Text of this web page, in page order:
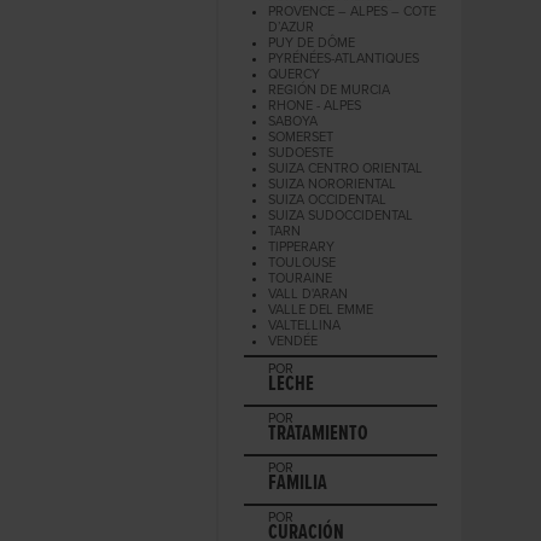
PROVENCE – ALPES – COTE
D’AZUR
PUY DE DÔME
PYRÉNÉES-ATLANTIQUES
QUERCY
REGIÓN DE MURCIA
RHONE - ALPES
SABOYA
SOMERSET
SUDOESTE
SUIZA CENTRO ORIENTAL
SUIZA NORORIENTAL
SUIZA OCCIDENTAL
SUIZA SUDOCCIDENTAL
TARN
TIPPERARY
TOULOUSE
TOURAINE
VALL D'ARAN
VALLE DEL EMME
VALTELLINA
VENDÉE
POR
LECHE
POR
TRATAMIENTO
POR
FAMILIA
POR
CURACIÓN